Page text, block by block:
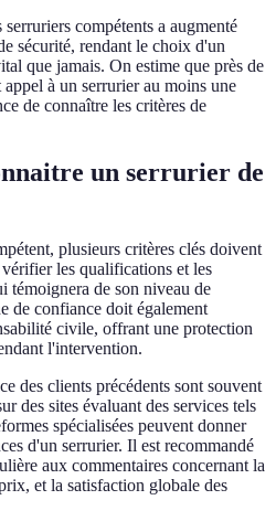
compétents a augmenté
sécurité, rendant le choix d'un
que jamais. On estime que près de
à un serrurier au moins une
de connaître les critères de
un serrurier de
plusieurs critères clés doivent
les qualifications et les
témoignera de son niveau de
de confiance doit également
civile, offrant une protection
l'intervention.
des clients précédents sont souvent
des sites évaluant des services tels
spécialisées peuvent donner
d'un serrurier. Il est recommandé
aux commentaires concernant la
et la satisfaction globale des